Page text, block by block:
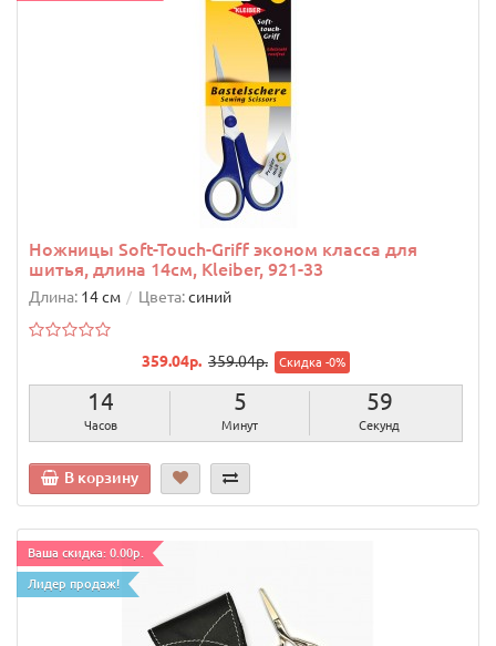
Ножницы Soft-Touch-Griff эконом класса для
шитья, длина 14см, Kleiber, 921-33
Длина: 14 см Цвета:синий
359.04р. 359.04р. Скидка -0%
14
Часов
5
Минут
58
Секунд
В корзину
Ваша скидка: 0.00р.
Лидер продаж!